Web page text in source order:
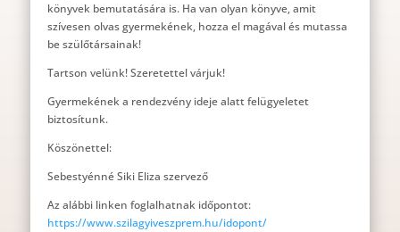
könyvek bemutatására is. Ha van olyan könyve, amit
szívesen olvas gyermekének, hozza el magával és mutassa
be szülőtársainak!
Tartson velünk! Szeretettel várjuk!
Gyermekének a rendezvény ideje alatt felügyeletet
biztosítunk.
Köszönettel:
Sebestyénné Siki Eliza szervező
Az alábbi linken foglalhatnak időpontot:
https://www.szilagyiveszprem.hu/idopont/